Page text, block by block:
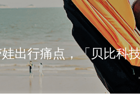
出行痛点，「贝比科